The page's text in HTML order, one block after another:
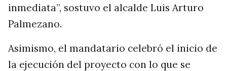
inmediata”, sostuvo el alcalde Luis Arturo
Palmezano.
Asimismo, el mandatario celebró el inicio de
la ejecución del proyecto con lo que se